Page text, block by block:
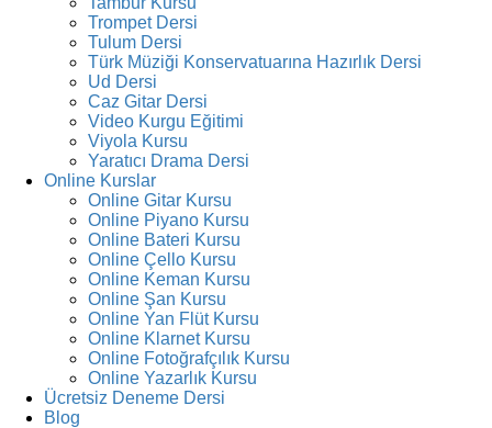
Trompet Dersi
Tulum Dersi
Türk Müziği Konservatuarına Hazırlık Dersi
Ud Dersi
Caz Gitar Dersi
Video Kurgu Eğitimi
Viyola Kursu
Yaratıcı Drama Dersi
Online Kurslar
Online Gitar Kursu
Online Piyano Kursu
Online Bateri Kursu
Online Çello Kursu
Online Keman Kursu
Online Şan Kursu
Online Yan Flüt Kursu
Online Klarnet Kursu
Online Fotoğrafçılık Kursu
Online Yazarlık Kursu
Ücretsiz Deneme Dersi
Blog